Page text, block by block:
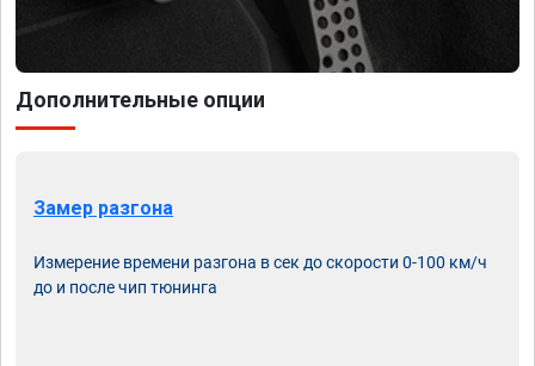
Дополнительные опции
Замер разгона
Измерение времени разгона в сек до скорости 0-100 км/ч
до и после чип тюнинга